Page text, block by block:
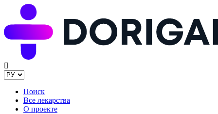
Поиск
Все лекарства
О проекте